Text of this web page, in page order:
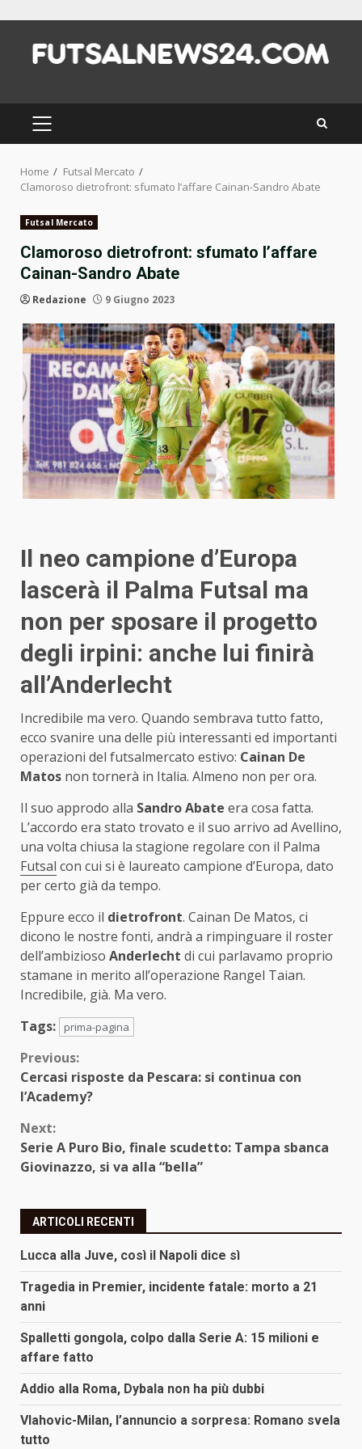
content
PRIMARY
MENU
Home
Futsal Mercato
Clamoroso dietrofront: sfumato l’affare Cainan-Sandro Abate
Futsal Mercato
Clamoroso dietrofront: sfumato l’affare
Cainan-Sandro Abate
Redazione 9 Giugno 2023
Il neo campione d’Europa
lascerà il Palma Futsal ma
non per sposare il progetto
degli irpini: anche lui finirà
all’Anderlecht
Incredibile ma vero. Quando sembrava tutto fatto,
ecco svanire una delle più interessanti ed importanti
operazioni del futsalmercato estivo: Cainan De
Matos non tornerà in Italia. Almeno non per ora.
Il suo approdo alla Sandro Abate era cosa fatta.
L’accordo era stato trovato e il suo arrivo ad Avellino,
una volta chiusa la stagione regolare con il Palma
Futsal con cui si è laureato campione d’Europa, dato
per certo già da tempo.
Eppure ecco il dietrofront. Cainan De Matos, ci
dicono le nostre fonti, andrà a rimpinguare il roster
dell’ambizioso Anderlecht di cui parlavamo proprio
stamane in merito all’operazione Rangel Taian.
Incredibile, già. Ma vero.
Tags:
prima-pagina
Continue
Reading
Previous:
Cercasi risposte da Pescara: si continua con
l’Academy?
Next:
Serie A Puro Bio, finale scudetto: Tampa sbanca
Giovinazzo, si va alla “bella”
ARTICOLI RECENTI
Lucca alla Juve, così il Napoli dice sì
Tragedia in Premier, incidente fatale: morto a 21
anni
Spalletti gongola, colpo dalla Serie A: 15 milioni e
affare fatto
Addio alla Roma, Dybala non ha più dubbi
Vlahovic-Milan, l’annuncio a sorpresa: Romano svela
tutto